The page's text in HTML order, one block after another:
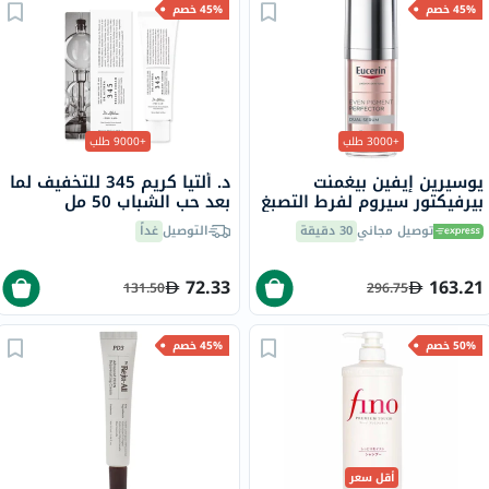
45% خصم
+3000 طلب
يوسيرين إيفين بيغمنت
بيرفيكتور سيروم لفرط التصبغ
المزدوج 30 ملتوصيل مجاني30 دقيقة
163.21
296.75
45% خصم
+9000 طلب
د. ألتيا كريم 345 للتخفيف لما
بعد حب الشباب 50 مل
التوصيلغداً
72.33
131.50
50% خصم
أقل سعر
45% خصم